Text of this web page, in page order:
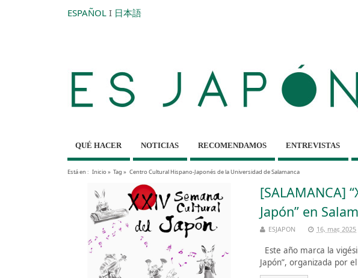
ESPAÑOL I 日本語
QUÉ HACER NOTICIAS RECOMENDAMOS ENTREVISTAS
Está en : Inicio» Tag » Centro Cultural Hispano-Japonés de la Universidad de Salamanca
[SALAMANCA]
Japón” en
ESJAPON 16, mar, 2025
Este año marca la
Japón”, organizada por